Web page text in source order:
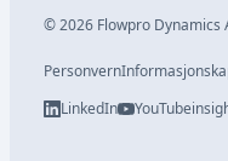
©2026 Flowpro Dynamics
Personvern
LinkedIn
YouTube